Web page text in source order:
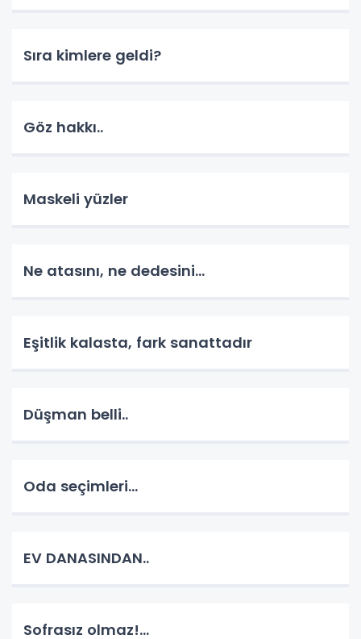
Sıra kimlere geldi?
Göz hakkı..
Maskeli yüzler
Ne atasını, ne dedesini...
Eşitlik kalasta, fark sanattadır
Düşman belli..
Oda seçimleri...
EV DANASINDAN..
Sofrasız olmaz!...